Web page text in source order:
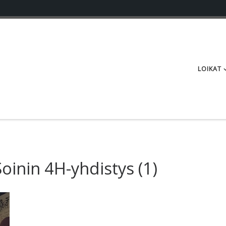
LOIKAT
4H-yhdistys (1)